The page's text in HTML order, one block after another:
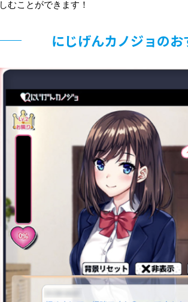
しむことができます​！
にじげんカノジョのお